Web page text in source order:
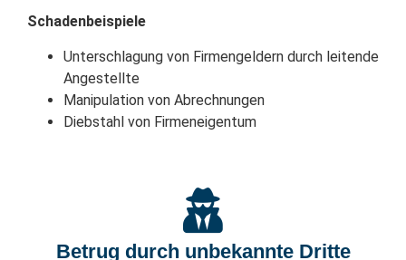
Schadenbeispiele
Unterschlagung von Firmengeldern durch leitende
Angestellte
Manipulation von Abrechnungen
Diebstahl von Firmeneigentum
Betrug durch unbekannte Dritte​